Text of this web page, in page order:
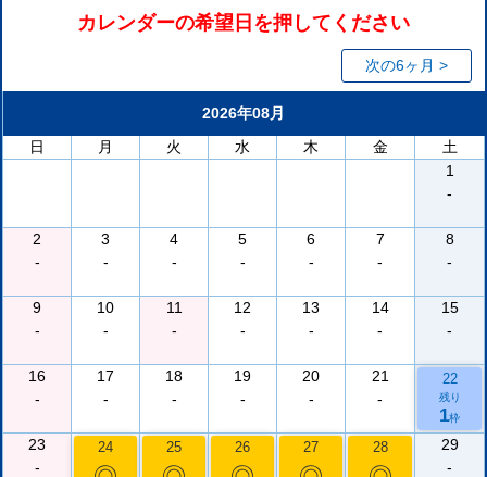
カレンダーの希望日を押してください
次の6ヶ月 >
2026年08月
日
月 火 水 木 金
土
1
-
2
-
3
-
4
-
5
-
6
-
7
-
8
-
9
-
10
-
11
-
12
-
13
-
14
-
15
-
16
-
17
-
18
-
19
-
20
-
21
-
22
残り
1枠
23
-
24 25 26 27 28
29
-